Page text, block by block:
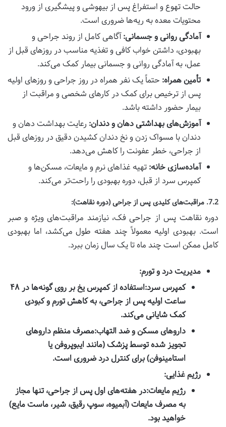
حالت تهوع و استفراغ پس از بیهوشی و پیشگیری از ورود
محتویات معده به ریه‌ها ضروری است.
آمادگی روانی و جسمانی:آگاهی کامل از روند جراحی و
بهبودی، داشتن خواب کافی و تغذیه مناسب در روزهای قبل از
عمل، به آمادگی روانی و جسمانی بیمار کمک می‌کند.
تأمین همراه: حتماً یک نفر همراه در روز جراحی و روزهای اولیه
پس از ترخیص برای کمک در کارهای شخصی و مراقبت از
بیمار حضور داشته باشد.
آموزش‌های بهداشتی دهان و دندان: رعایت بهداشت دهان و
دندان با مسواک زدن و نخ دندان کشیدن دقیق در روزهای قبل
از جراحی، خطر عفونت را کاهش می‌دهد.
آماده‌سازی خانه: تهیه غذاهای نرم و مایعات، مسکن‌ها و
کمپرس سرد از قبل، دوره بهبودی را راحت‌تر می‌کند.
7.2. مراقبت‌های کلیدی پس از جراحی (دوره نقاهت):
دوره نقاهت پس از جراحی فک، نیازمند مراقبت‌های ویژه و صبر
است. بهبودی اولیه معمولاً چند هفته طول می‌کشد، اما بهبودی
کامل ممکن است چند ماه تا یک سال زمان ببرد.
مدیریت درد و تورم:
کمپرس سرد:
استفاده از کمپرس یخ بر روی گونه‌ها در ۴۸
ساعت اولیه پس از جراحی، به کاهش تورم و کبودی
کمک شایانی می‌کند.
داروهای مسکن و ضد التهاب:مصرف منظم داروهای
تجویز شده توسط پزشک (مانند ایبوپروفن یا
استامینوفن) برای کنترل درد ضروری است.
رژیم غذایی:
رژیم مایعات:در هفته‌های اول پس از جراحی، تنها مجاز
به مصرف مایعات (آبمیوه، سوپ رقیق، شیر، ماست مایع)
خواهید بود.